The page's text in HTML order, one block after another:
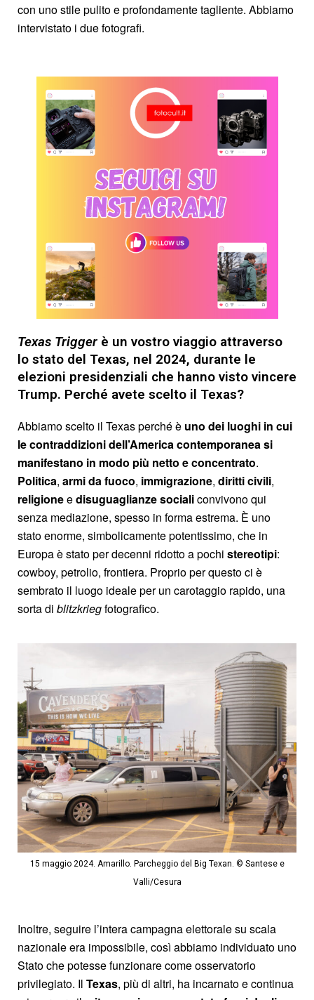
con uno stile pulito e profondamente tagliente. Abbiamo
intervistato i due fotografi.
Texas Trigger è un vostro viaggio attraverso
lo stato del Texas, nel 2024, durante le
elezioni presidenziali che hanno visto vincere
Trump. Perché avete scelto il Texas?
Abbiamo scelto il Texas perché è uno dei luoghi in cui
le contraddizioni dell’America contemporanea si
manifestano in modo più netto e concentrato.
Politica, armi dafuoco, immigrazione, diritti civili,
religioneedisuguaglianze socialiconvivono qui
senza mediazione, spesso in forma estrema. È uno
stato enorme, simbolicamente potentissimo, che in
Europa è stato per decenni ridotto a pochi stereotipi:
cowboy, petrolio, frontiera. Proprio per questo ci è
sembrato il luogo ideale per un carotaggio rapido, una
sorta di blitzkriegfotografico.
15 maggio 2024. Amarillo. Parcheggio del Big Texan. © Santese e
Valli/Cesura
Inoltre, seguire l’intera campagna elettorale su scala
nazionale era impossibile, così abbiamo individuato uno
Stato che potesse funzionare come osservatorio
privilegiato. Il Texas, più di altri, ha incarnato e continua